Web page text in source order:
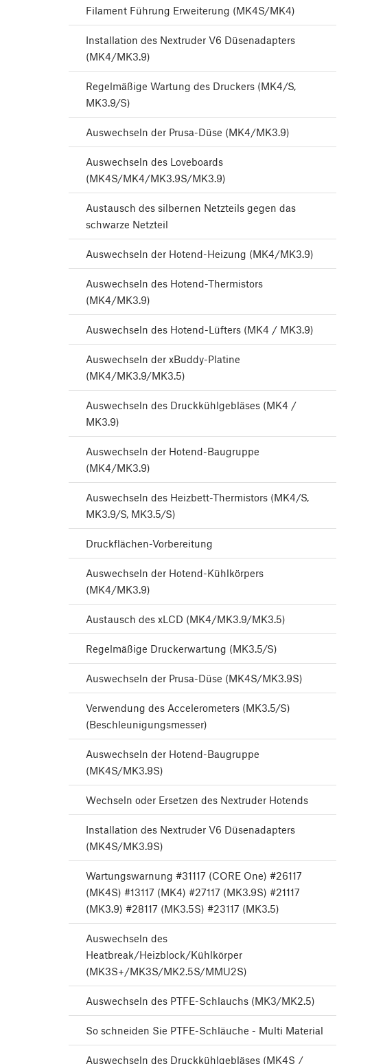
Filament Führung Erweiterung (MK4S/MK4)
Installation des Nextruder V6 Düsenadapters
(MK4/MK3.9)
Regelmäßige Wartung des Druckers (MK4/S,
MK3.9/S)
Auswechseln der Prusa-Düse (MK4/MK3.9)
Auswechseln des Loveboards
(MK4S/MK4/MK3.9S/MK3.9)
Austausch des silbernen Netzteils gegen das
schwarze Netzteil
Auswechseln der Hotend-Heizung (MK4/MK3.9)
Auswechseln des Hotend-Thermistors
(MK4/MK3.9)
Auswechseln des Hotend-Lüfters (MK4 / MK3.9)
Auswechseln der xBuddy-Platine
(MK4/MK3.9/MK3.5)
Auswechseln des Druckkühlgebläses (MK4 /
MK3.9)
Auswechseln der Hotend-Baugruppe
(MK4/MK3.9)
Auswechseln des Heizbett-Thermistors (MK4/S,
MK3.9/S, MK3.5/S)
Druckflächen-Vorbereitung
Auswechseln der Hotend-Kühlkörpers
(MK4/MK3.9)
Austausch des xLCD (MK4/MK3.9/MK3.5)
Regelmäßige Druckerwartung (MK3.5/S)
Auswechseln der Prusa-Düse (MK4S/MK3.9S)
Verwendung des Accelerometers (MK3.5/S)
(Beschleunigungsmesser)
Auswechseln der Hotend-Baugruppe
(MK4S/MK3.9S)
Wechseln oder Ersetzen des Nextruder Hotends
Installation des Nextruder V6 Düsenadapters
(MK4S/MK3.9S)
Wartungswarnung #31117 (CORE One) #26117
(MK4S) #13117 (MK4) #27117 (MK3.9S) #21117
(MK3.9) #28117 (MK3.5S) #23117 (MK3.5)
Auswechseln des
Heatbreak/Heizblock/Kühlkörper
(MK3S+/MK3S/MK2.5S/MMU2S)
Auswechseln des PTFE-Schlauchs (MK3/MK2.5)
So schneiden Sie PTFE-Schläuche - Multi Material
Auswechseln des Druckkühlgebläses (MK4S /